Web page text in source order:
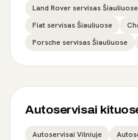
Land Rover servisas Šiauliuose
Fiat servisas Šiauliuose
Porsche servisas Šiauliuose
Autoservisai
Autoservisai Vilniuje